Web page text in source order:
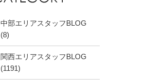
中部エリアスタッフBLOG
(8)
関西エリアスタッフBLOG
(1191)